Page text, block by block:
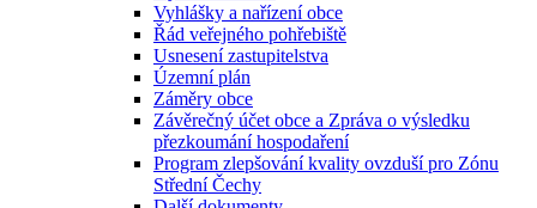
Vyhlášky a nařízení obce
Řád veřejného pohřebiště
Usnesení zastupitelstva
Územní plán
Záměry obce
Závěrečný účet obce a Zpráva o výsledku
přezkoumání hospodaření
Program zlepšování kvality ovzduší pro Zónu
Střední Čechy